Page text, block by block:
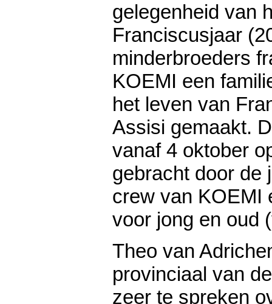
gelegenheid van
Franciscusjaar
minderbroeders
KOEMI een
het leven van
Assisi gemaakt.
vanaf 4 oktober
gebracht door de
crew van KOEMI
voor jong en oud
Theo van
provinciaal van
zeer te spreken